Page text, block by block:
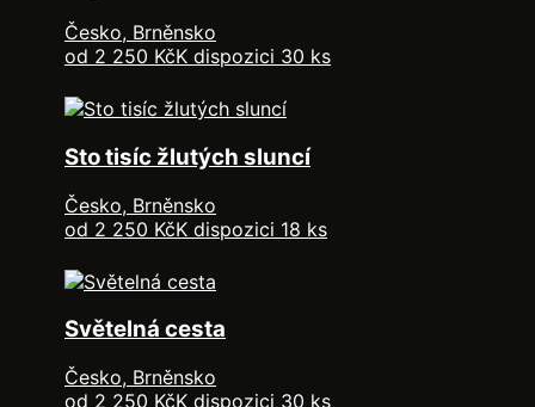
Česko, Brněnsko
od 2 250 KčK dispozici 30 ks
Sto tisíc žlutých sluncí
Česko, Brněnsko
od 2 250 KčK dispozici 18 ks
Světelná cesta
Česko, Brněnsko
od 2 250 KčK dispozici 30 ks